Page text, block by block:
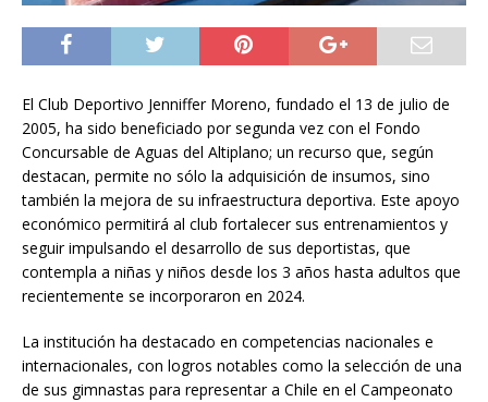
El Club Deportivo Jenniffer Moreno, fundado el 13 de julio de
2005, ha sido beneficiado por segunda vez con el Fondo
Concursable de Aguas del Altiplano; un recurso que, según
destacan, permite no sólo la adquisición de insumos, sino
también la mejora de su infraestructura deportiva. Este apoyo
económico permitirá al club fortalecer sus entrenamientos y
seguir impulsando el desarrollo de sus deportistas, que
contempla a niñas y niños desde los 3 años hasta adultos que
recientemente se incorporaron en 2024.
La institución ha destacado en competencias nacionales e
internacionales, con logros notables como la selección de una
de sus gimnastas para representar a Chile en el Campeonato